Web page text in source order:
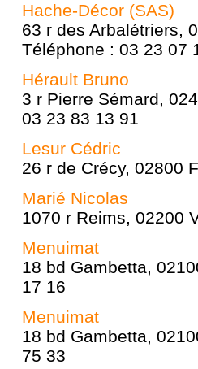
Hache-Décor (SAS)
63 r des Arbalétriers,
Téléphone : 03 23 07
Hérault Bruno
3 r Pierre Sémard,
03 23 83 13 91
Lesur Cédric
26 r de Crécy, 02800
Marié Nicolas
1070 r Reims, 02200
Menuimat
18 bd Gambetta,
17 16
Menuimat
18 bd Gambetta,
75 33